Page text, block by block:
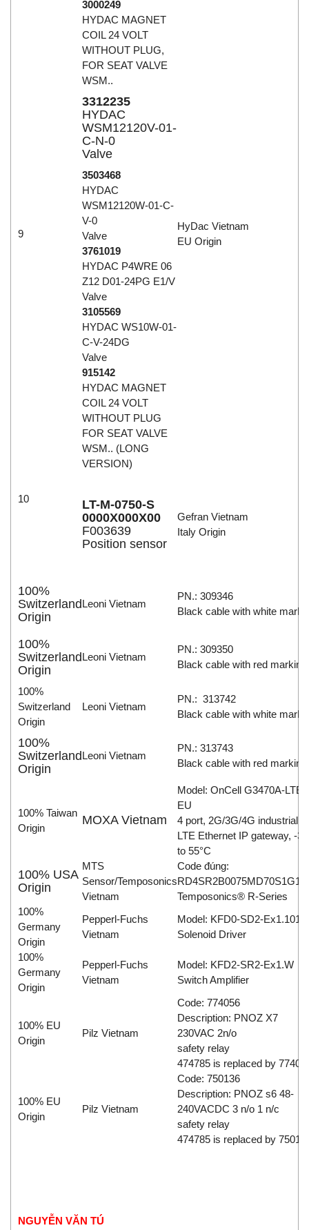
9
3000249
HYDAC MAGNET
COIL 24 VOLT
WITHOUT PLUG,
FOR SEAT VALVE
WSM..
HyDac Vietnam
EU Origin
3312235
HYDAC
WSM12120V-01-
C-N-0
Valve
3503468
HYDAC
WSM12120W-01-C-
V-0
Valve
3761019
HYDAC P4WRE 06
Z12 D01-24PG E1/V
Valve
3105569
HYDAC WS10W-01-
C-V-24DG
Valve
915142
HYDAC MAGNET
COIL 24 VOLT
WITHOUT PLUG
FOR SEAT VALVE
WSM.. (LONG
VERSION)
10
LT-M-0750-S
0000X000X00
F003639
Position sensor
Gefran Vietnam
Italy Origin
100%
Switzerland
Origin
Leoni Vietnam
PN.: 309346
Black cable with white
100%
Switzerland
Origin
Leoni Vietnam
PN.: 309350
Black cable with red marking
100%
Switzerland
Origin
Leoni Vietnam
PN.: 313742
Black cable with white
100%
Switzerland
Origin
Leoni Vietnam
PN.: 313743
Black cable with red marking
100% Taiwan
Origin
MOXA Vietnam
Model: OnCell G3470A-LTE-
EU
4 port, 2G/3G/4G industrial
LTE Ethernet IP gateway, -30
to 55°C
100% USA
Origin
MTS
Sensor/Temposonics
Vietnam
Code đúng:
Temposonics® R-Series
100%
Germany
Origin
Pepperl-Fuchs
Vietnam
Model: KFD0-SD2-
Solenoid Driver
100%
Germany
Origin
Pepperl-Fuchs
Vietnam
Model: KFD2-SR2-Ex1.W
Switch Amplifier
100% EU
Origin
Pilz Vietnam
Code: 774056
Description: PNOZ X7
230VAC 2n/o
safety relay
474785 is replaced by
100% EU
Origin
Pilz Vietnam
Code: 750136
Description: PNOZ s6 48-
240VACDC 3 n/o 1 n/c
safety relay
474785 is replaced by
NGUYỄN VĂN TÚ